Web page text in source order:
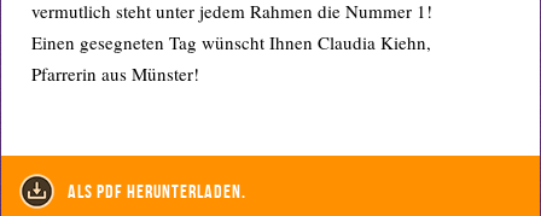
vermutlich steht unter jedem Rahmen die Nummer 1!
Einen gesegneten Tag wünscht Ihnen Claudia Kiehn,
Pfarrerin aus Münster!
als PDF herunterladen.